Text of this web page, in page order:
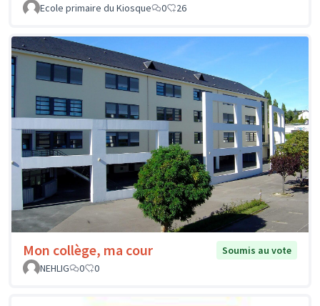
Ecole primaire du Kiosque 0 26
Mon collège, ma cour
Soumis au vote
NEHLIG
0 0